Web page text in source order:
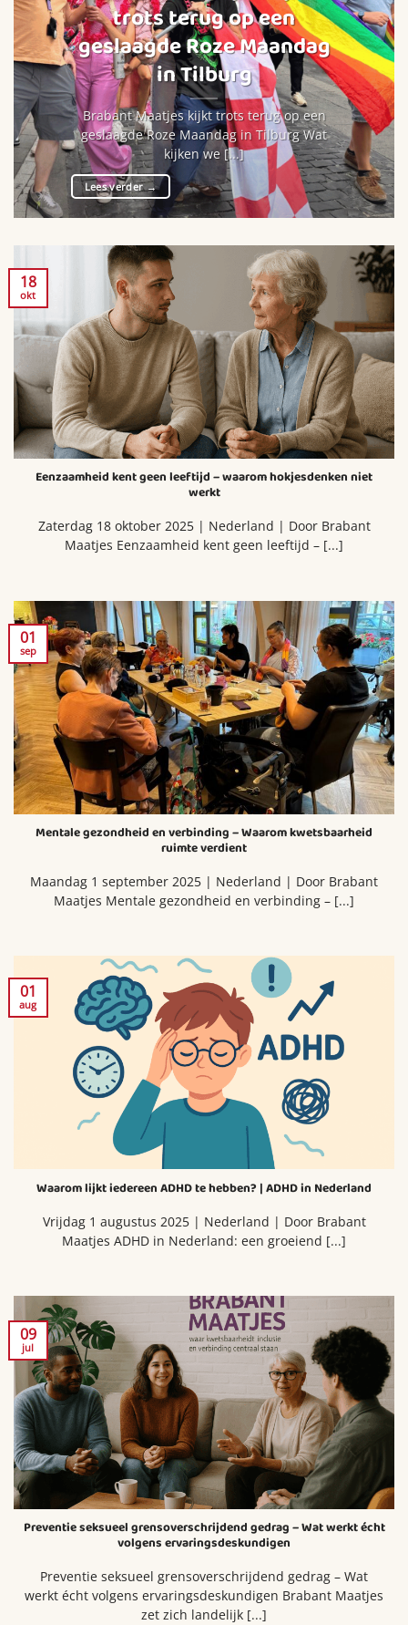
trots terug op een
geslaagde Roze Maandag
in Tilburg
Brabant Maatjes kijkt trots terug op een
geslaagde Roze Maandag in Tilburg Wat
kijken we [...]
Lees verder→
Eenzaamheid kent geen leeftijd – waarom hokjesdenken niet
werkt
Zaterdag 18 oktober 2025 | Nederland | Door Brabant
Maatjes Eenzaamheid kent geen leeftijd – [...]
18
okt
Mentale gezondheid en verbinding – Waarom kwetsbaarheid
ruimte verdient
Maandag 1 september 2025 | Nederland | Door Brabant
Maatjes Mentale gezondheid en verbinding – [...]
01
sep
Waarom lijkt iedereen ADHD te hebben? | ADHD in Nederland
Vrijdag 1 augustus 2025 | Nederland | Door Brabant
Maatjes ADHD in Nederland: een groeiend [...]
01
aug
Preventie seksueel grensoverschrijdend gedrag – Wat werkt écht
volgens ervaringsdeskundigen
Preventie seksueel grensoverschrijdend gedrag – Wat
werkt écht volgens ervaringsdeskundigen Brabant Maatjes
zet zich landelijk [...]
09
jul